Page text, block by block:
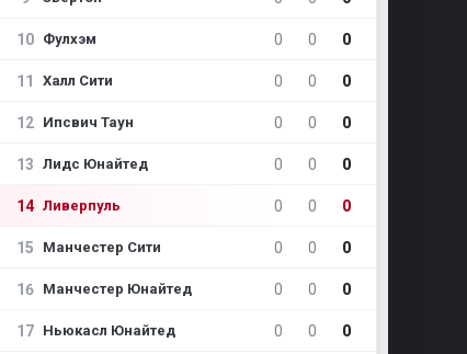
10 Фулхэм 0 0 0
11 Халл Сити 0 0 0
12 Ипсвич Таун 0 0 0
13 Лидс Юнайтед 0 0 0
14 Ливерпуль 0 0 0
15 Манчестер Сити 0 0 0
16 Манчестер Юнайтед 0 0 0
17 Ньюкасл Юнайтед 0 0 0